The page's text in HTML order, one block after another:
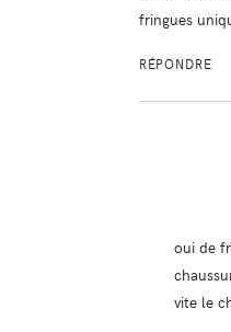
fringues
RÉPONDRE
oui de
vite le